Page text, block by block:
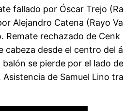
fallado por Óscar Trejo
Alejandro Catena (Rayo
rechazado de
cabeza desde el centro del
se pierde por el lado
de Samuel Lino